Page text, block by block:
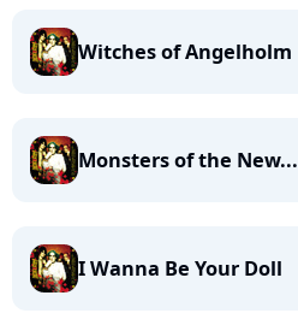
Witches of Angelholm
Monsters of the New...
I Wanna Be Your Doll